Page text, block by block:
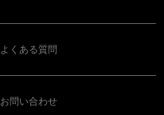
よくある質問
お問い合わせ